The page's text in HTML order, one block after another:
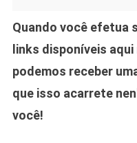
Quando você efetua
links disponíveis
podemos receber
que isso acarrete
você!